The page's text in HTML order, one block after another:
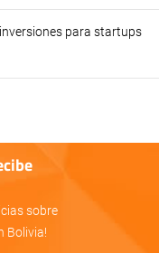
para startups
sobre
Bolivia!